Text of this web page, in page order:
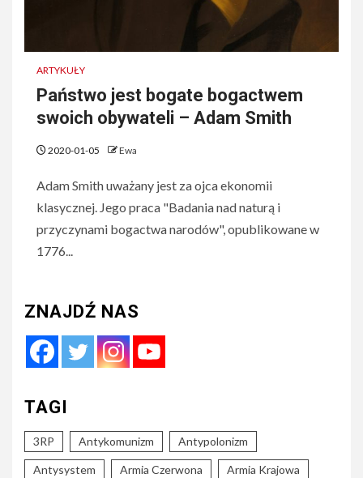
ARTYKUŁY
Państwo jest bogate bogactwem
swoich obywateli – Adam Smith
2020-01-05 Ewa
Adam Smith uważany jest za ojca ekonomii
klasycznej. Jego praca "Badania nad naturą i
przyczynami bogactwa narodów", opublikowane w
1776...
ZNAJDŹ NAS
TAGI
3RP Antykomunizm Antypolonizm
Antysystem Armia Czerwona Armia Krajowa